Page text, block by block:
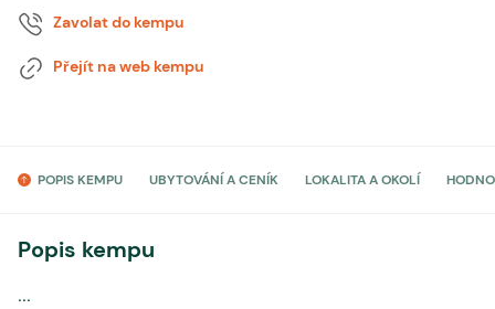
Zavolat do kempu
Přejít na web kempu
POPIS KEMPU UBYTOVÁNÍ A CENÍK LOKALITA A OKOLÍ
Popis kempu
...